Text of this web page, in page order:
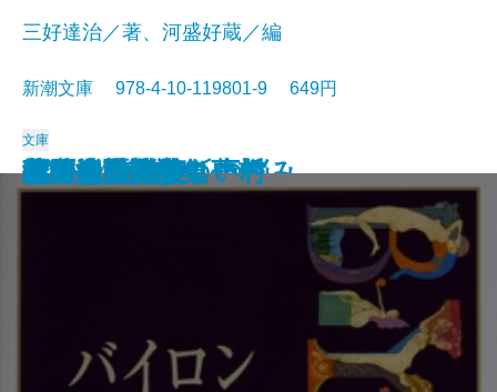
孤独な散歩者の夢想
ゲーテ詩集
脂肪の塊・テリエ館
パルムの僧院〔下〕
巴里の憂鬱
若きウェルテルの悩み
ハイネ詩集
女の一生
パルムの僧院〔上〕
三好達治詩集
三好達治／著、河盛好蔵／編
新潮文庫 978-4-10-119801-9 649円
文庫
バイロン詩集
春琴抄
風立ちぬ・美しい村
ヴィヨンの妻
北原白秋詩集
萩原朔太郎詩集
ヘッセ詩集
春の嵐
椿姫
春